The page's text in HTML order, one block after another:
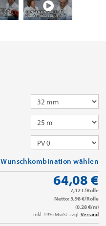
Wunschkombination wählen
64,08 €
7,12 €/Rolle
Netto: 5,98 €/Rolle
(0,28 €/m)
inkl. 19% MwSt. zzgl.Versand